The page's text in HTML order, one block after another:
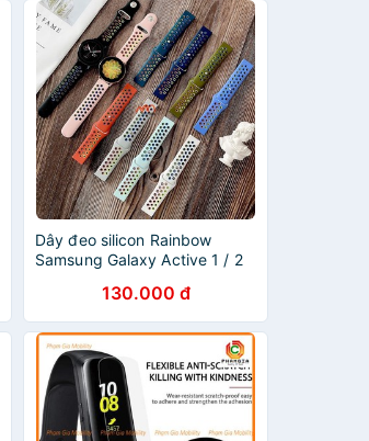
Dây đeo silicon Rainbow
Samsung Galaxy Active 1 / 2
130.000 đ